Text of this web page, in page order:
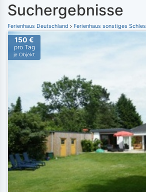
Suchergebnisse
Ferienhaus Deutschland Ferienhaus sonstiges
150 €
pro Tag
je Objekt